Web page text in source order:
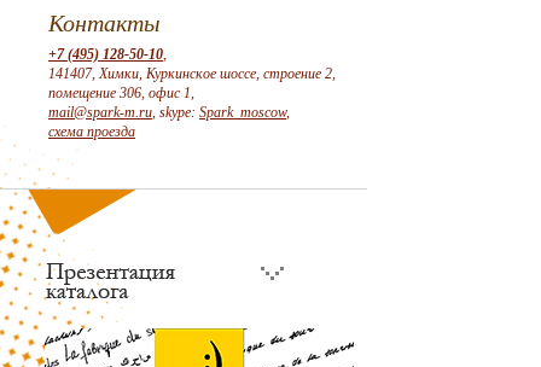
Контакты
+7 (495) 128-50-10,
141407, Химки, Куркинское шоссе, строение 2,
помещение 306, офис 1,
mail@spark-m.ru, skype: Spark_moscow,
схема проезда